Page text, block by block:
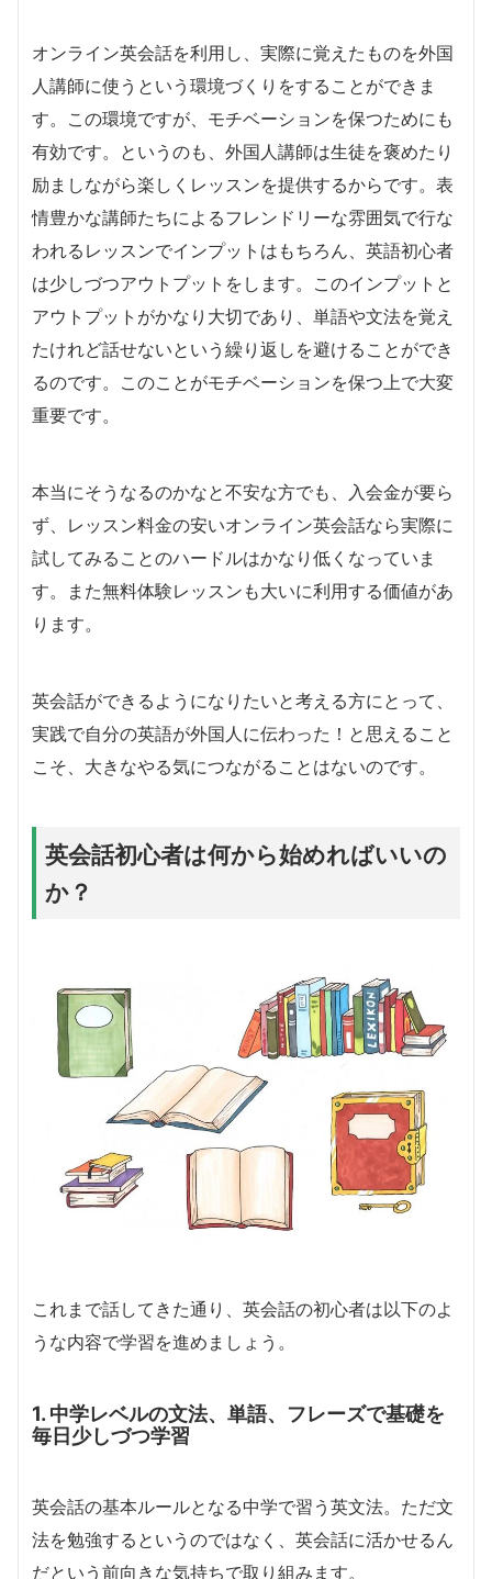
オンライン英会話を利用し、実際に覚えたものを外国
人講師に使うという環境づくりをすることができま
す。この環境ですが、モチベーションを保つためにも
有効です。というのも、外国人講師は生徒を褒めたり
励ましながら楽しくレッスンを提供するからです。表
情豊かな講師たちによるフレンドリーな雰囲気で行な
われるレッスンでインプットはもちろん、英語初心者
は少しづつアウトプットをします。このインプットと
アウトプットがかなり大切であり、単語や文法を覚え
たけれど話せないという繰り返しを避けることができ
るのです。このことがモチベーションを保つ上で大変
重要です。
本当にそうなるのかなと不安な方でも、入会金が要ら
ず、レッスン料金の安いオンライン英会話なら実際に
試してみることのハードルはかなり低くなっていま
す。また無料体験レッスンも大いに利用する価値があ
ります。
英会話ができるようになりたいと考える方にとって、
実践で自分の英語が外国人に伝わった！と思えること
こそ、大きなやる気につながることはないのです。
英会話初心者は何から始めればいいの
か？
これまで話してきた通り、英会話の初心者は以下のよ
うな内容で学習を進めましょう。
1. 中学レベルの文法、単語、フレーズで基礎を
毎日少しづつ学習
英会話の基本ルールとなる中学で習う英文法。ただ文
法を勉強するというのではなく、英会話に活かせるん
だという前向きな気持ちで取り組みます。